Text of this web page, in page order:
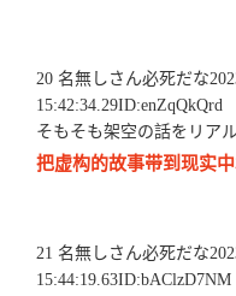
20 名無しさん必死だな
15:42:34.29ID:enZqQkQrd
そもそも架空の話をリア
把虚构的故事带到现实
21 名無しさん必死だな
15:44:19.63ID:bAClzD7NM